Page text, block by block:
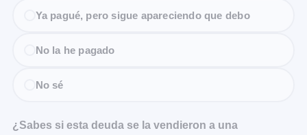
Ya pagué, pero sigue apareciendo que debo
No la he pagado
No sé
¿Sabes si esta deuda se la vendieron a una